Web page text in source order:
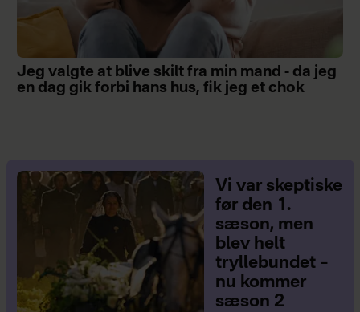
Jeg valgte at blive skilt fra min mand - da jeg
en dag gik forbi hans hus, fik jeg et chok
Vi var skeptiske
før den 1.
sæson, men
blev helt
tryllebundet –
nu kommer
sæson 2